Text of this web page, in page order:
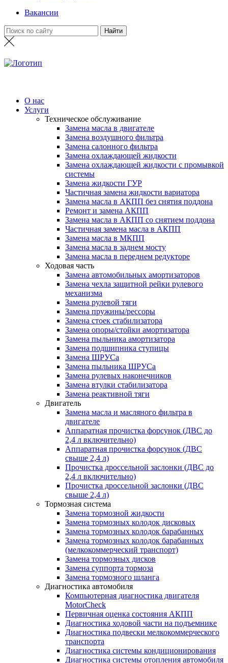
Вакансии
О нас
Услуги
Техническое обслуживание
Замена масла в двигателе
Замена воздушного фильтра
Замена салонного фильтра
Замена охлаждающей жидкости
Замена охлаждающей жидкости с промывкой
системы
Замена жидкости ГУР
Частичная замена жидкости вариатора
Замена масла в АКПП без снятия поддона
Ремонт и замена АКПП
Замена масла в АКПП со снятием поддона
Частичная замена масла в АКПП
Замена масла в МКПП
Замена масла в заднем мосту
Замена масла в переднем редукторе
Ходовая часть
Замена автомобильных амортизаторов
Замена чехла защитной рейки рулевого
механизма
Замена рулевой тяги
Замена пружины/рессоры
Замена стоек стабилизатора
Замена опоры/стойки амортизатора
Замена пыльника амортизатора
Замена подшипника ступицы
Замена ШРУСа
Замена пыльника ШРУСа
Замена рулевых наконечников
Замена втулки стабилизатора
Замена реактивной тяги
Двигатель
Замена масла и масляного фильтра в
двигателе
Аппаратная прочистка форсунок (ДВС до
2,4 л включительно)
Аппаратная прочистка форсунок (ДВС
свыше 2,4 л)
Прочистка дроссельной заслонки (ДВС до
2,4 л включительно)
Прочистка дроссельной заслонки (ДВС
свыше 2,4 л)
Тормозная система
Замена тормозной жидкости
Замена тормозных колодок дисковых
Замена тормозных колодок барабанных
Замена тормозных колодок барабанных
(мелкокоммерческий транспорт)
Замена тормозных дисков
Замена суппорта тормоза
Замена тормозного шланга
Диагностика автомобиля
Компьютерная диагностика двигателя
MotorCheсk
Первичная оценка состояния АКПП
Диагностика ходовой части на подъемнике
Диагностика подвески мелкокоммерческого
транспорта
Диагностика системы кондиционирования
Диагностика системы отопления автомобиля